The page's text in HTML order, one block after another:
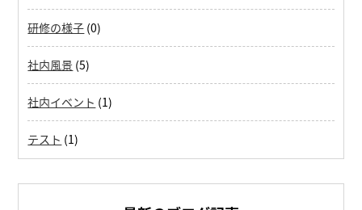
研修の様子 (0)
社内風景 (5)
社内イベント (1)
テスト (1)